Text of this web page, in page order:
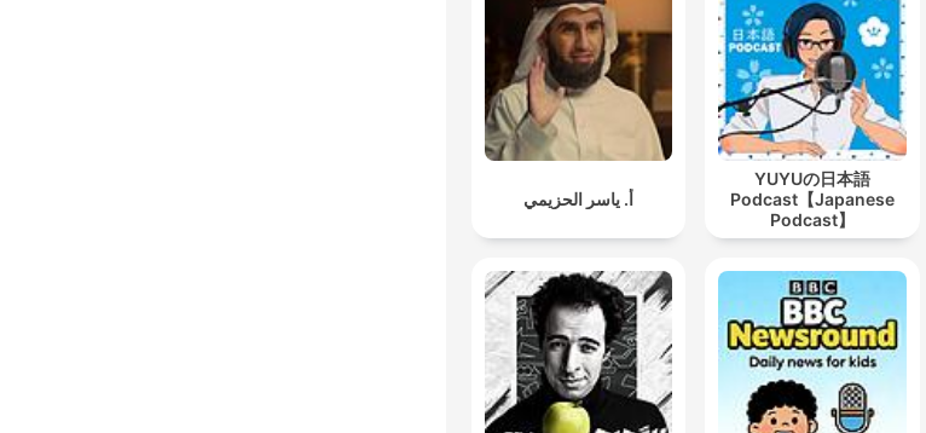
أ. ياسر الحزيمي
YUYUの日本語
Podcast【Japanese
Podcast】